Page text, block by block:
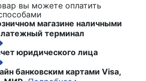
вы можете оплатить
магазине наличными
терминал
юридического лица
банковским картами Visa,